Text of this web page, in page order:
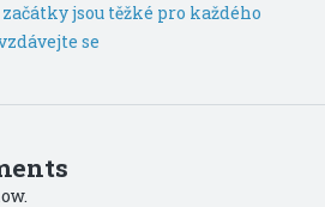
jsou těžké pro každého
se